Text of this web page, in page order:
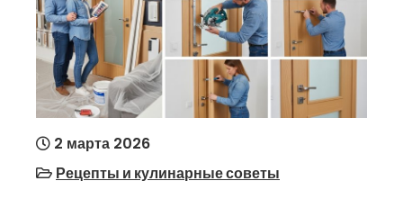
2 марта 2026
Рецепты и кулинарные советы